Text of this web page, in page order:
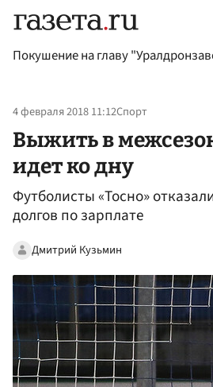
Покушение на главу
4 февраля 2018 11:12Спорт
Выжить в
идет ко дну
Футболисты «Тосно»
долгов по зарплате‍
Дмитрий Кузьмин